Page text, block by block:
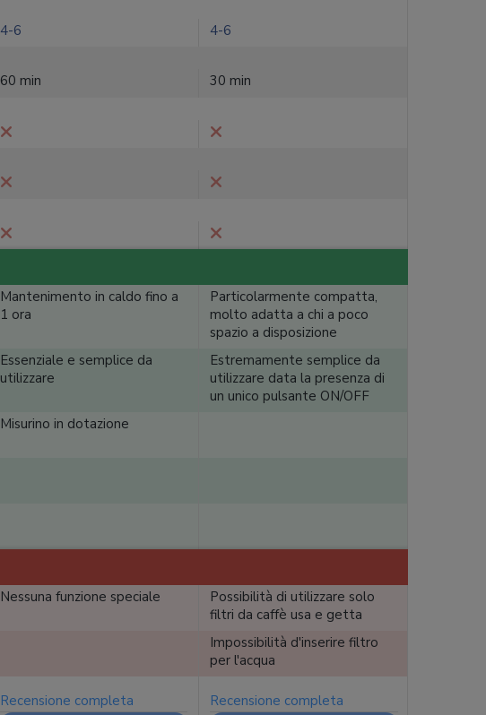
4-6
4-6
60 min
30 min
Mantenimento in caldo fino a
1 ora
Particolarmente compatta,
molto adatta a chi a poco
spazio a disposizione
Essenziale e semplice da
utilizzare
Estremamente semplice da
utilizzare data la presenza di
un unico pulsante ON/OFF
Misurino in dotazione
Nessuna funzione speciale
Possibilità di utilizzare solo
filtri da caffè usa e getta
Impossibilità d'inserire filtro
per l'acqua
Recensione completa Recensione completa